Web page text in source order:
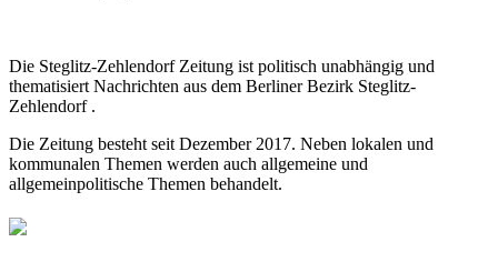
Die Steglitz-Zehlendorf Zeitung ist politisch unabhängig und
thematisiert Nachrichten aus dem Berliner Bezirk Steglitz-
Zehlendorf .
Die Zeitung besteht seit Dezember 2017. Neben lokalen und
kommunalen Themen werden auch allgemeine und
allgemeinpolitische Themen behandelt.